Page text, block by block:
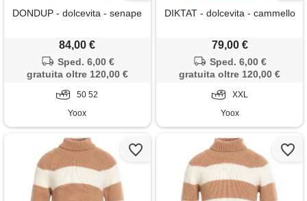
DONDUP - dolcevita - senape
84,00 €
Sped. 6,00 €
gratuita oltre 120,00 €
50 52
Yoox
DIKTAT - dolcevita - cammello
79,00 €
Sped. 6,00 €
gratuita oltre 120,00 €
XXL
Yoox